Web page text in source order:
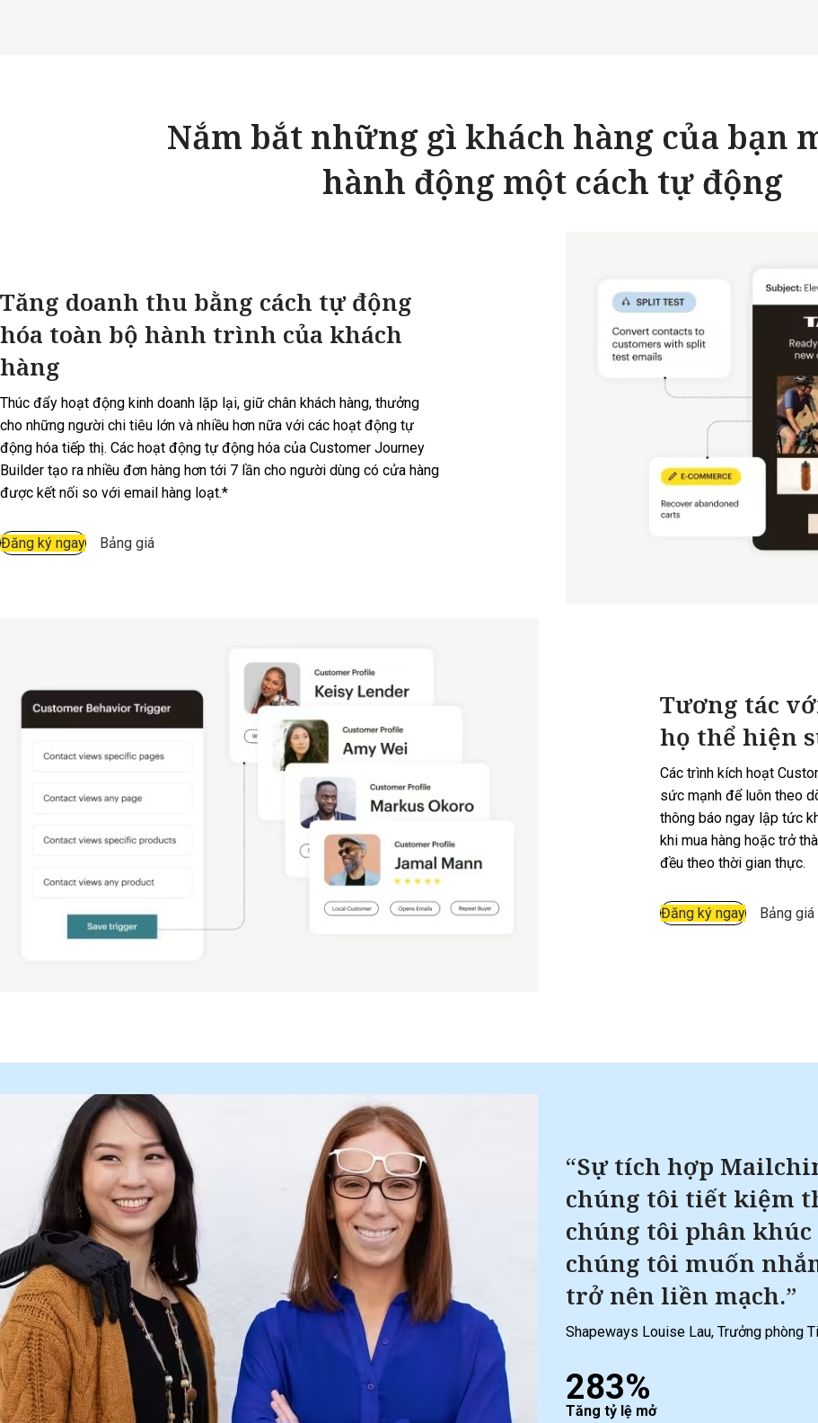
Nắm bắt những gì khách hàng của bạn
hành động một cách tự động
Tăng doanh thu bằng cách tự động
hóa toàn bộ hành trình của khách
hàng
Thúc đẩy hoạt động kinh doanh lặp lại, giữ chân khách hàng, thưởng
cho những người chi tiêu lớn và nhiều hơn nữa với các hoạt động tự
động hóa tiếp thị. Các hoạt động tự động hóa của Customer Journey
Builder tạo ra nhiều đơn hàng hơn tới 7 lần cho người dùng có cửa hàng
được kết nối so với email hàng loạt.*
Đăng ký ngay Bảng giá
Tương tác
họ thể hiện
Các trình kích hoạt
sức mạnh để luôn theo
thông báo ngay lập tức
khi mua hàng hoặc trở
đều theo thời gian thực.
Đăng ký ngay Bảng giá
“Sự tích hợp
chúng tôi tiết kiệm
chúng tôi phân
chúng tôi muốn
trở nên liền mạch.”
Shapeways Louise Lau, Trưởng phòng
283%
Tăng tỷ lệ mở